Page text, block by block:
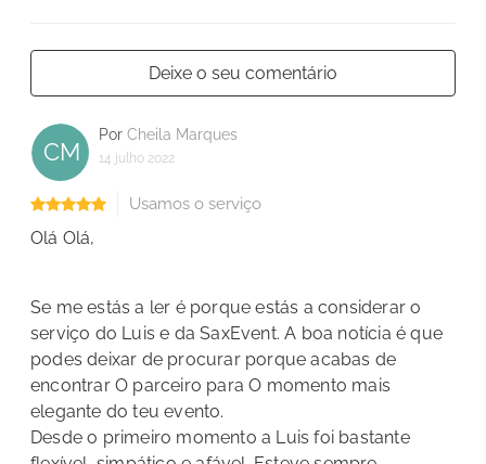
Deixe o seu comentário
CM
Por Cheila Marques
14 julho 2022
Usamos o serviço
Olá Olá,
Se me estás a ler é porque estás a considerar o
serviço do Luis e da SaxEvent. A boa notícia é que
podes deixar de procurar porque acabas de
encontrar O parceiro para O momento mais
elegante do teu evento.
Desde o primeiro momento a Luis foi bastante